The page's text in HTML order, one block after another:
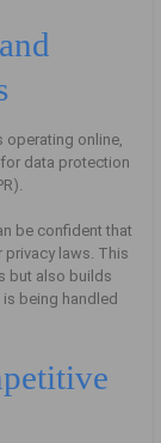
operating online,
data protection
be confident that
privacy laws. This
but also builds
being handled